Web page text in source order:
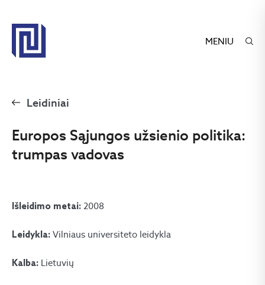
MENIU
Leidiniai
Europos Sąjungos užsienio politika:
trumpas vadovas
Išleidimo metai: 2008
Leidykla: Vilniaus universiteto leidykla
Kalba: Lietuvių